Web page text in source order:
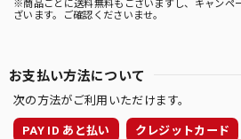
※商品ごとに送料無料もございますし、キャンペ
ざいます。ご確認くださいませ。
お支払い方法について
次の方法がご利用いただけます。
PAY ID あと払い クレジットカード